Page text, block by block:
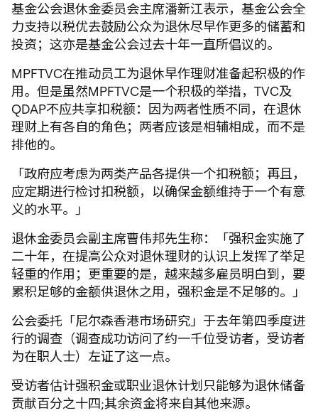
基金公会退休金委员会主席潘新江表示，基金公会全
力支持以税优去鼓励公众为退休尽早作更多的储蓄和
投资；这亦是基金公会过去十年一直所倡议的。
MPFTVC在推动员工为退休早作理财准备起积极的作
用。但是虽然MPFTVC是一个积极的举措，TVC及
QDAP不应共享扣税额：因为两者性质不同，在退休
理财上有各自的角色；两者应该是相辅相成，而不是
排他的。
「政府应考虑为两类产品各提供一个扣税额；再且，
应定期进行检讨扣税额，以确保金额维持于一个有意
义的水平。」
退休金委员会副主席曹伟邦先生称：「强积金实施了
二十年，在提高公众对退休理财的认识上发挥了举足
轻重的作用；更重要的是，越来越多雇员明白到，要
累积足够的金额供退休之用，强积金是不足够的。」
公会委托「尼尔森香港市场研究」于去年第四季度进
行的调查（调查成功访问了约一千位受访者，受访者
为在职人士）左证了这一点。
受访者估计强积金或职业退休计划只能够为退休储备
贡献百分之十四;其余资金将来自其他来源。